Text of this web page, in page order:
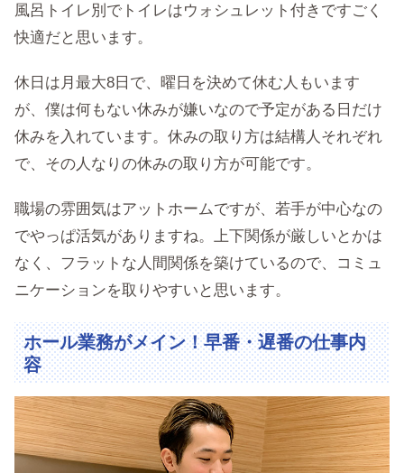
風呂トイレ別でトイレはウォシュレット付きですごく
快適だと思います。
休日は月最大8日で、曜日を決めて休む人もいます
が、僕は何もない休みが嫌いなので予定がある日だけ
休みを入れています。休みの取り方は結構人それぞれ
で、その人なりの休みの取り方が可能です。
職場の雰囲気はアットホームですが、若手が中心なの
でやっぱ活気がありますね。上下関係が厳しいとかは
なく、フラットな人間関係を築けているので、コミュ
ニケーションを取りやすいと思います。
ホール業務がメイン！早番・遅番の仕事内
容